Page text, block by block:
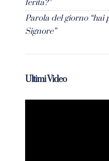
ferita?”
Parola del giorno “hai
Signore”
Ultimi Video